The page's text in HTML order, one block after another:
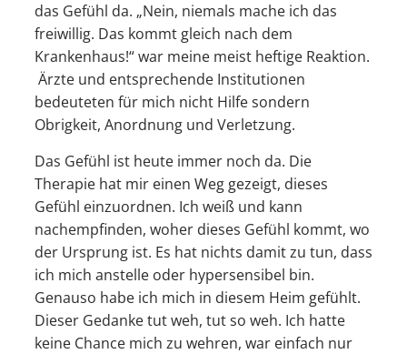
das Gefühl da. „Nein, niemals mache ich das
freiwillig. Das kommt gleich nach dem
Krankenhaus!“ war meine meist heftige Reaktion.
Ärzte und entsprechende Institutionen
bedeuteten für mich nicht Hilfe sondern
Obrigkeit, Anordnung und Verletzung.
Das Gefühl ist heute immer noch da. Die
Therapie hat mir einen Weg gezeigt, dieses
Gefühl einzuordnen. Ich weiß und kann
nachempfinden, woher dieses Gefühl kommt, wo
der Ursprung ist. Es hat nichts damit zu tun, dass
ich mich anstelle oder hypersensibel bin.
Genauso habe ich mich in diesem Heim gefühlt.
Dieser Gedanke tut weh, tut so weh. Ich hatte
keine Chance mich zu wehren, war einfach nur